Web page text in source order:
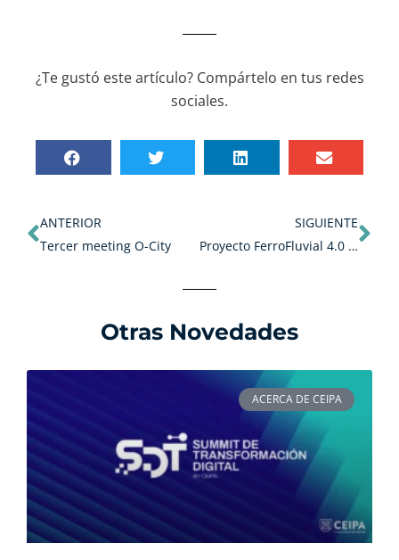
¿Te gustó este artículo? Compártelo en tus redes
sociales.
ANTERIOR
Tercer meeting O-City
SIGUIENTE
Proyecto FerroFluvial 4.0 en Colombia.
Otras Novedades
ACERCA DE CEIPA